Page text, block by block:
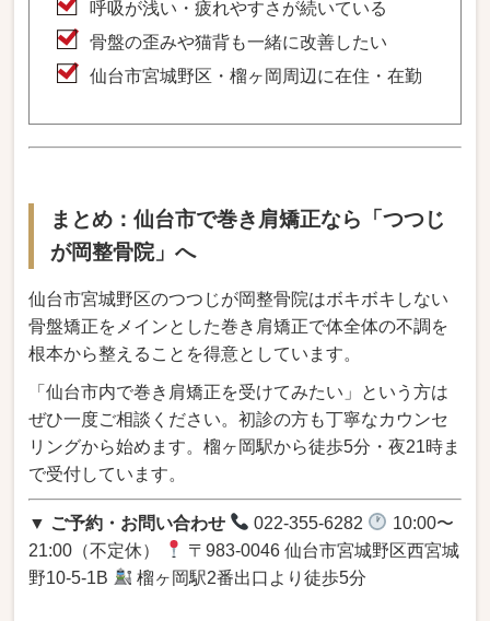
呼吸が浅い・疲れやすさが続いている
骨盤の歪みや猫背も一緒に改善したい
仙台市宮城野区・榴ヶ岡周辺に在住・在勤
まとめ：仙台市で巻き肩矯正なら「つつじ
が岡整骨院」へ
仙台市宮城野区のつつじが岡整骨院はボキボキしない
骨盤矯正をメインとした巻き肩矯正で体全体の不調を
根本から整えることを得意としています。
「仙台市内で巻き肩矯正を受けてみたい」という方は
ぜひ一度ご相談ください。初診の方も丁寧なカウンセ
リングから始めます。榴ヶ岡駅から徒歩5分・夜21時ま
で受付しています。
▼ ご予約・お問い合わせ 022-355-6282
10:00〜
21:00（不定休）
〒983-0046 仙台市宮城野区西宮城
野10-5-1B
榴ヶ岡駅2番出口より徒歩5分